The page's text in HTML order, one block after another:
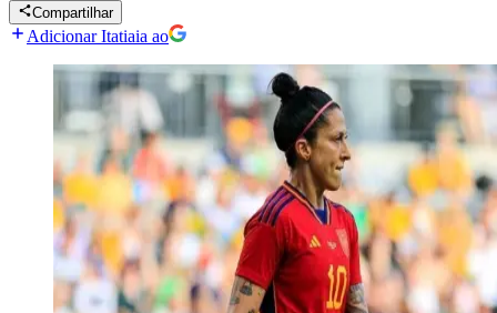
Compartilhar
Adicionar Itatiaia ao